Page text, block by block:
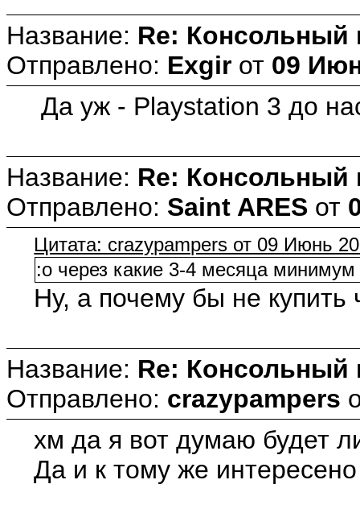
Название: Re: Консольный
Отправлено: Exgir от 09
Да уж - Playstation 3 до
Название: Re: Консольный
Отправлено: Saint ARES от
Цитата: crazypampers от 09 Июнь
:o через какие 3-4 месяца минимум
Ну, а почему бы не
Название: Re: Консольный
Отправлено: crazypampers
хм да я вот думаю будет
Да и к тому же